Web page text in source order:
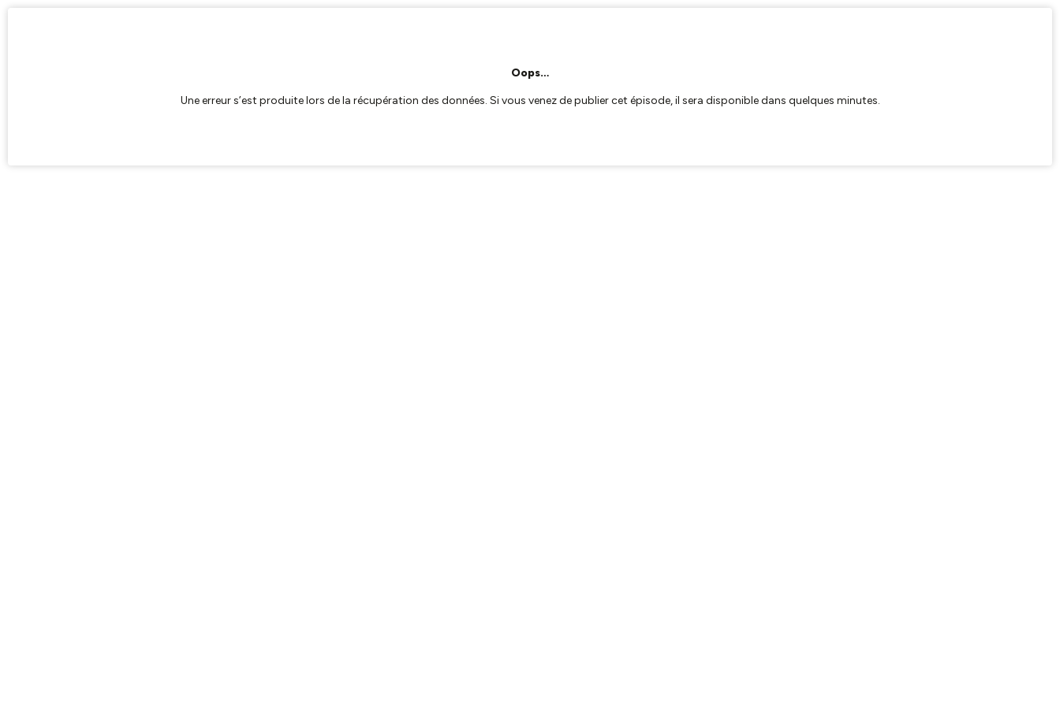
Oops…
Une erreur s’est produite lors de la récupération des données. Si vous venez de publier cet épisode, il sera disponible dans quelques minutes.